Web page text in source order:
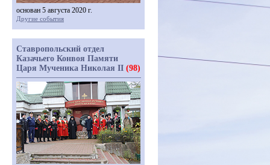
основан 5 августа 2020 г.
Другие события
Ставропольский отдел
Казачьего Конвоя Памяти
Царя Мученика Николая II (98)